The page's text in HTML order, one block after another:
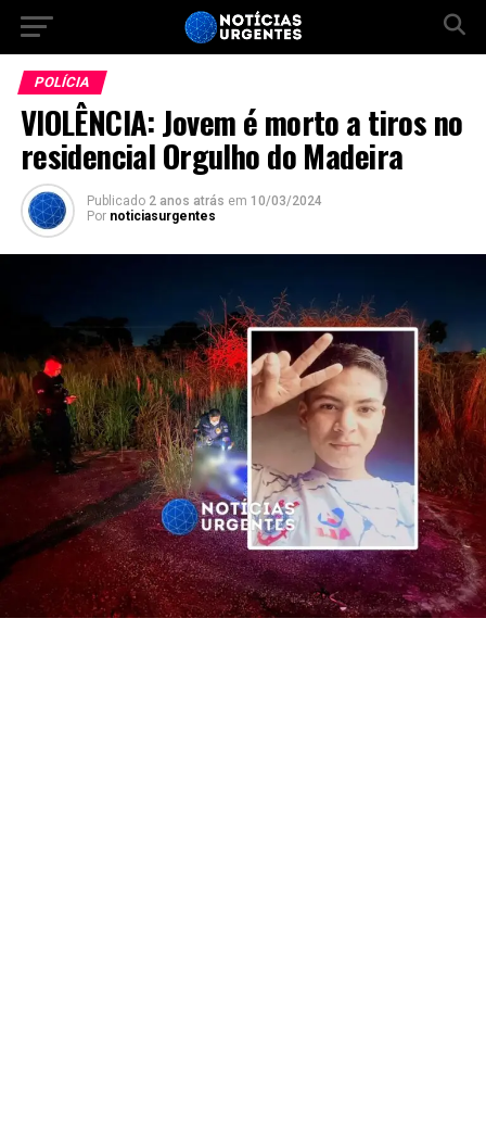
POLÍCIA
VIOLÊNCIA: Jovem é morto a tiros no
residencial Orgulho do Madeira
Publicado 2 anos atrás em 10/03/2024
Por noticiasurgentes